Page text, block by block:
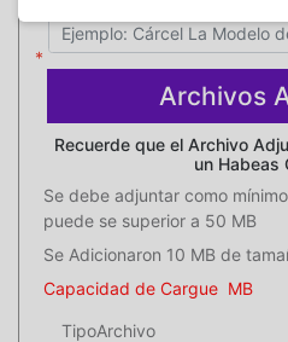
Archivos
Recuerde que el Archivo
un Habeas
Se debe adjuntar como
puede se superior a 50 MB
Se Adicionaron 10 MB de
Capacidad de Cargue MB
TipoArchivo